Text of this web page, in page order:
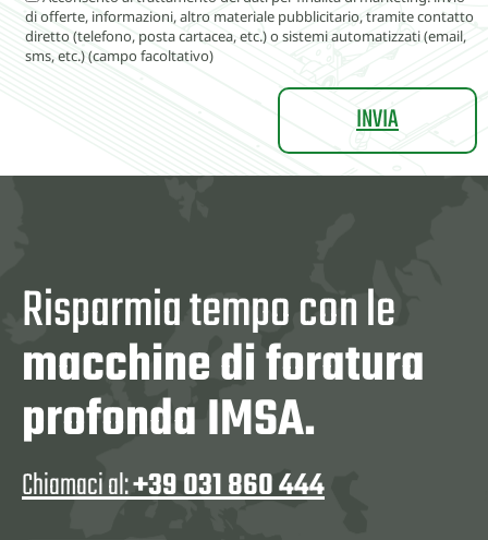
di offerte, informazioni, altro materiale pubblicitario, tramite contatto
diretto (telefono, posta cartacea, etc.) o sistemi automatizzati (email,
sms, etc.) (campo facoltativo)
Risparmia tempo con le
macchine di foratura
profonda IMSA.
Chiamaci al:+39 031 860 444